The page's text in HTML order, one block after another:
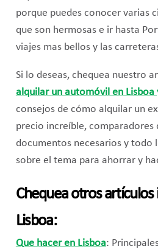
porque puedes conocer varias
que son hermosas e ir hasta
viajes mas bellos y las
Si lo deseas, chequea nuestro
alquilar un automóvil en Lisboa
consejos de cómo alquilar un
precio increíble, comparadores
documentos necesarios y todo
sobre el tema para ahorrar y
Chequea otros
Lisboa:
Que hacer en Lisboa: